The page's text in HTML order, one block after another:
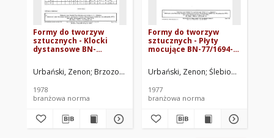
Formy do tworzyw
sztucznych - Klocki
dystansowe BN-
Urbański, Zenon Brzozowska, Barbara Fabryka Pras
1978
branżowa norma
Formy do tworzyw
sztucznych - Płyty
mocujące BN-77/1694-
Urbański, Zenon Ślebioda,
1977
branżowa norma